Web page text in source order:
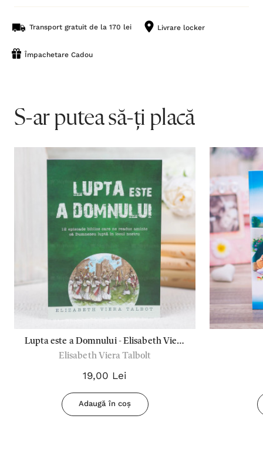
Transport gratuit de la 170 lei Livrare locker
Împachetare Cadou
S-ar putea să-ți placă
Lupta este a Domnului - Elisabeth Viera
Talbot
Elisabeth Viera Talbolt
19,00 Lei
Adaugă în coș